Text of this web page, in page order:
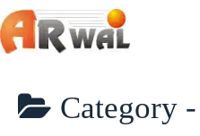
Przejdź
do
treści
Category -